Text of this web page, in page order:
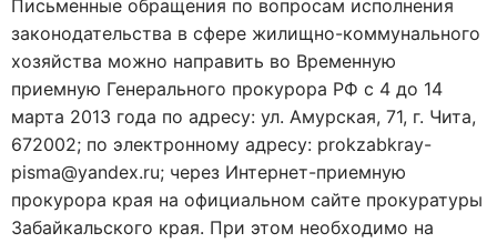
Письменные обращения по вопросам исполнения
законодательства в сфере жилищно-коммунального
хозяйства можно направить во Временную
приемную Генерального прокурора РФ с 4 до 14
марта 2013 года по адресу: ул. Амурская, 71, г. Чита,
672002; по электронному адресу: prokzabkray-
pisma@yandex.ru; через Интернет-приемную
прокурора края на официальном сайте прокуратуры
Забайкальского края. При этом необходимо на